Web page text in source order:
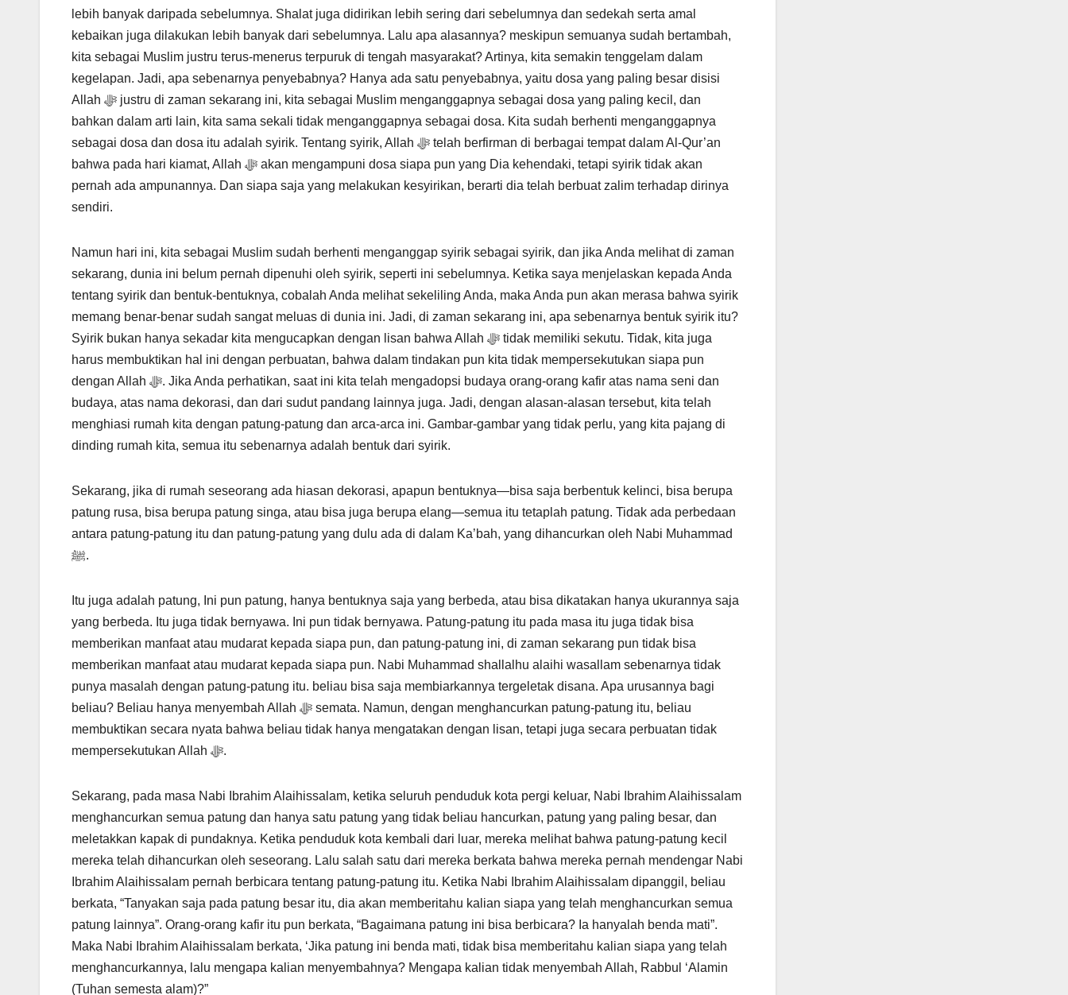
lebih banyak daripada sebelumnya. Shalat juga didirikan lebih sering dari sebelumnya dan sedekah serta amal
kebaikan juga dilakukan lebih banyak dari sebelumnya. Lalu apa alasannya? meskipun semuanya sudah bertambah,
kita sebagai Muslim justru terus-menerus terpuruk di tengah masyarakat? Artinya, kita semakin tenggelam dalam
kegelapan. Jadi, apa sebenarnya penyebabnya? Hanya ada satu penyebabnya, yaitu dosa yang paling besar disisi
Allah ﷻ justru di zaman sekarang ini, kita sebagai Muslim menganggapnya sebagai dosa yang paling kecil, dan
bahkan dalam arti lain, kita sama sekali tidak menganggapnya sebagai dosa. Kita sudah berhenti menganggapnya
sebagai dosa dan dosa itu adalah syirik. Tentang syirik, Allah ﷻ telah berfirman di berbagai tempat dalam Al-Qur’an
bahwa pada hari kiamat, Allah ﷻ akan mengampuni dosa siapa pun yang Dia kehendaki, tetapi syirik tidak akan
pernah ada ampunannya. Dan siapa saja yang melakukan kesyirikan, berarti dia telah berbuat zalim terhadap dirinya
sendiri.
Namun hari ini, kita sebagai Muslim sudah berhenti menganggap syirik sebagai syirik, dan jika Anda melihat di zaman
sekarang, dunia ini belum pernah dipenuhi oleh syirik, seperti ini sebelumnya. Ketika saya menjelaskan kepada Anda
tentang syirik dan bentuk-bentuknya, cobalah Anda melihat sekeliling Anda, maka Anda pun akan merasa bahwa syirik
memang benar-benar sudah sangat meluas di dunia ini. Jadi, di zaman sekarang ini, apa sebenarnya bentuk syirik itu?
Syirik bukan hanya sekadar kita mengucapkan dengan lisan bahwa Allah ﷻ tidak memiliki sekutu. Tidak, kita juga
harus membuktikan hal ini dengan perbuatan, bahwa dalam tindakan pun kita tidak mempersekutukan siapa pun
dengan Allah ﷻ. Jika Anda perhatikan, saat ini kita telah mengadopsi budaya orang-orang kafir atas nama seni dan
budaya, atas nama dekorasi, dan dari sudut pandang lainnya juga. Jadi, dengan alasan-alasan tersebut, kita telah
menghiasi rumah kita dengan patung-patung dan arca-arca ini. Gambar-gambar yang tidak perlu, yang kita pajang di
dinding rumah kita, semua itu sebenarnya adalah bentuk dari syirik.
Sekarang, jika di rumah seseorang ada hiasan dekorasi, apapun bentuknya—bisa saja berbentuk kelinci, bisa berupa
patung rusa, bisa berupa patung singa, atau bisa juga berupa elang—semua itu tetaplah patung. Tidak ada perbedaan
antara patung-patung itu dan patung-patung yang dulu ada di dalam Ka’bah, yang dihancurkan oleh Nabi Muhammad
ﷺ.
Itu juga adalah patung, Ini pun patung, hanya bentuknya saja yang berbeda, atau bisa dikatakan hanya ukurannya saja
yang berbeda. Itu juga tidak bernyawa. Ini pun tidak bernyawa. Patung-patung itu pada masa itu juga tidak bisa
memberikan manfaat atau mudarat kepada siapa pun, dan patung-patung ini, di zaman sekarang pun tidak bisa
memberikan manfaat atau mudarat kepada siapa pun. Nabi Muhammad shallalhu alaihi wasallam sebenarnya tidak
punya masalah dengan patung-patung itu. beliau bisa saja membiarkannya tergeletak disana. Apa urusannya bagi
beliau? Beliau hanya menyembah Allah ﷻ semata. Namun, dengan menghancurkan patung-patung itu, beliau
membuktikan secara nyata bahwa beliau tidak hanya mengatakan dengan lisan, tetapi juga secara perbuatan tidak
mempersekutukan Allah ﷻ.
Sekarang, pada masa Nabi Ibrahim Alaihissalam, ketika seluruh penduduk kota pergi keluar, Nabi Ibrahim Alaihissalam
menghancurkan semua patung dan hanya satu patung yang tidak beliau hancurkan, patung yang paling besar, dan
meletakkan kapak di pundaknya. Ketika penduduk kota kembali dari luar, mereka melihat bahwa patung-patung kecil
mereka telah dihancurkan oleh seseorang. Lalu salah satu dari mereka berkata bahwa mereka pernah mendengar Nabi
Ibrahim Alaihissalam pernah berbicara tentang patung-patung itu. Ketika Nabi Ibrahim Alaihissalam dipanggil, beliau
berkata, “Tanyakan saja pada patung besar itu, dia akan memberitahu kalian siapa yang telah menghancurkan semua
patung lainnya”. Orang-orang kafir itu pun berkata, “Bagaimana patung ini bisa berbicara? Ia hanyalah benda mati”.
Maka Nabi Ibrahim Alaihissalam berkata, ‘Jika patung ini benda mati, tidak bisa memberitahu kalian siapa yang telah
menghancurkannya, lalu mengapa kalian menyembahnya? Mengapa kalian tidak menyembah Allah, Rabbul ‘Alamin
(Tuhan semesta alam)?”